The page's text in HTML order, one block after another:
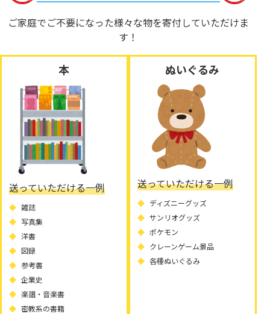
ご家庭でご不要になった様々な物を寄付していただけま
す！
本
送っていただける一例
雑誌
写真集
洋書
図録
参考書
企業史
楽譜・音楽書
密教系の書籍
ぬいぐるみ
送っていただける一例
ディズニーグッズ
サンリオグッズ
ポケモン
クレーンゲーム景品
各種ぬいぐるみ